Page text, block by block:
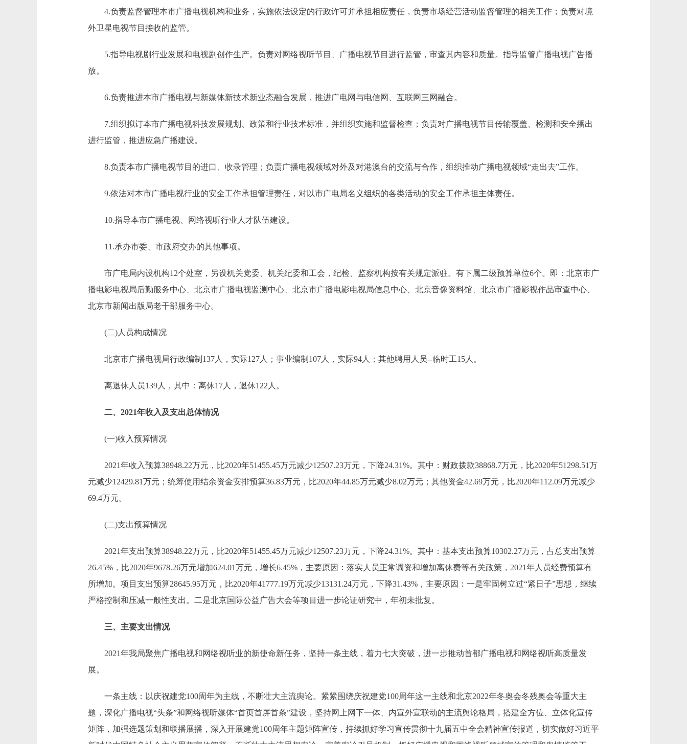
4.负责监督管理本市广播电视机构和业务，实施依法设定的行政许可并承担相应责任，负责市场经营活动监督管理的相关工作；负责对境
外卫星电视节目接收的监管。
5.指导电视剧行业发展和电视剧创作生产。负责对网络视听节目、广播电视节目进行监管，审查其内容和质量。指导监管广播电视广告播
放。
6.负责推进本市广播电视与新媒体新技术新业态融合发展，推进广电网与电信网、互联网三网融合。
7.组织拟订本市广播电视科技发展规划、政策和行业技术标准，并组织实施和监督检查；负责对广播电视节目传输覆盖、检测和安全播出
进行监管，推进应急广播建设。
8.负责本市广播电视节目的进口、收录管理；负责广播电视领域对外及对港澳台的交流与合作，组织推动广播电视领域“走出去”工作。
9.依法对本市广播电视行业的安全工作承担管理责任，对以市广电局名义组织的各类活动的安全工作承担主体责任。
10.指导本市广播电视、网络视听行业人才队伍建设。
11.承办市委、市政府交办的其他事项。
市广电局内设机构12个处室，另设机关党委、机关纪委和工会，纪检、监察机构按有关规定派驻。有下属二级预算单位6个。即：北京市广
播电影电视局后勤服务中心、北京市广播电视监测中心、北京市广播电影电视局信息中心、北京音像资料馆、北京市广播影视作品审查中心、
北京市新闻出版局老干部服务中心。
(二)人员构成情况
北京市广播电视局行政编制137人，实际127人；事业编制107人，实际94人；其他聘用人员--临时工15人。
离退休人员139人，其中：离休17人，退休122人。
二、2021年收入及支出总体情况
(一)收入预算情况
2021年收入预算38948.22万元，比2020年51455.45万元减少12507.23万元，下降24.31%。其中：财政拨款38868.7万元，比2020年51298.51万
元减少12429.81万元；统筹使用结余资金安排预算36.83万元，比2020年44.85万元减少8.02万元；其他资金42.69万元，比2020年112.09万元减少
69.4万元。
(二)支出预算情况
2021年支出预算38948.22万元，比2020年51455.45万元减少12507.23万元，下降24.31%。其中：基本支出预算10302.27万元，占总支出预算
26.45%，比2020年9678.26万元增加624.01万元，增长6.45%，主要原因：落实人员正常调资和增加离休费等有关政策，2021年人员经费预算有
所增加。项目支出预算28645.95万元，比2020年41777.19万元减少13131.24万元，下降31.43%，主要原因：一是牢固树立过“紧日子”思想，继续
严格控制和压减一般性支出。二是北京国际公益广告大会等项目进一步论证研究中，年初未批复。
三、主要支出情况
2021年我局聚焦广播电视和网络视听业的新使命新任务，坚持一条主线，着力七大突破，进一步推动首都广播电视和网络视听高质量发
展。
一条主线：以庆祝建党100周年为主线，不断壮大主流舆论。紧紧围绕庆祝建党100周年这一主线和北京2022年冬奥会冬残奥会等重大主
题，深化广播电视“头条”和网络视听媒体“首页首屏首条”建设，坚持网上网下一体、内宣外宣联动的主流舆论格局，搭建全方位、立体化宣传
矩阵，加强选题策划和联播展播，深入开展建党100周年主题矩阵宣传，持续抓好学习宣传贯彻十九届五中全会精神宣传报道，切实做好习近平